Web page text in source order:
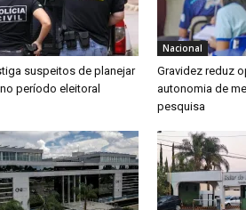
suspeitos de planejar
período eleitoral
Nacional
Gravidez reduz
autonomia de
pesquisa